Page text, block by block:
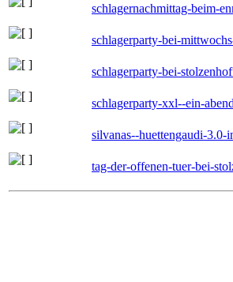
schlagernachmittag-beim-
schlagerparty-bei-
schlagerparty-bei-
schlagerparty-xxl--ein-
silvanas--huettengaudi-3.0-
tag-der-offenen-tuer-bei-